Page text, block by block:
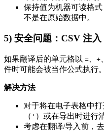
保持值为机器可读格
不是在原始数据中。
5) 安全问题：CSV 注入
如果翻译后的单元格以 = +
件时可能会被当作公式执行。
解决方法
对于将在电子表格中
（ ' ）或在导出时进行
考虑在翻译/导入前，